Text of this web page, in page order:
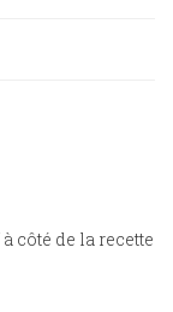
côté de la recette